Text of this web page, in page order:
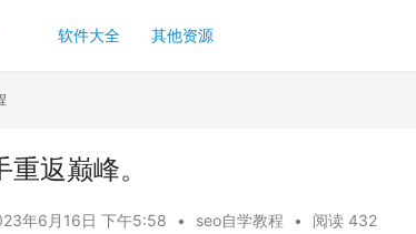
软件大全 其他资源
返巅峰。
年6月16日 下午5:58 • seo自学教程 • 阅读 432